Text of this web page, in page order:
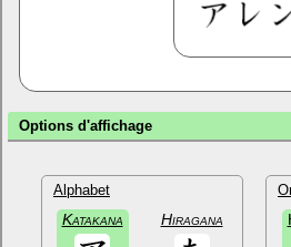
Options d'affichage
Alphabet
Katakana Hiragana